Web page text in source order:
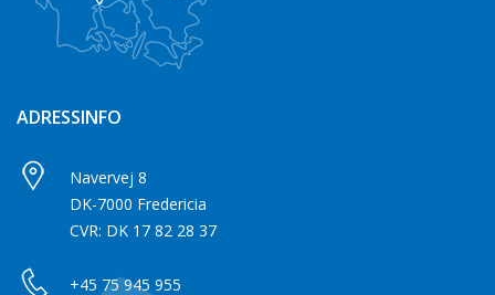
ADRESSINFO
Navervej 8
DK-7000 Fredericia
CVR: DK 17 82 28 37
+45 75 945 955